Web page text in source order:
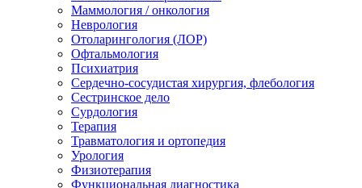
Маммология / онкология
Неврология
Отоларингология (ЛОР)
Офтальмология
Психиатрия
Сердечно-сосудистая хирургия, флебология
Сестринское дело
Сурдология
Терапия
Травматология и ортопедия
Урология
Физиотерапия
Функциональная диагностика